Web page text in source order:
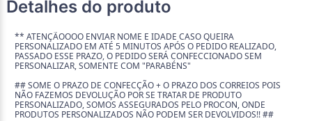
Detalhes do produto
** ATENÇÃOOOO ENVIAR NOME E IDADE CASO QUEIRA
PERSONALIZADO EM ATÉ 5 MINUTOS APÓS O PEDIDO REALIZADO,
PASSADO ESSE PRAZO, O PEDIDO SERÁ CONFECCIONADO SEM
PERSONALIZAR, SOMENTE COM "PARABÉNS"
## SOME O PRAZO DE CONFECÇÃO + O PRAZO DOS CORREIOS POIS
NÃO FAZEMOS DEVOLUÇÃO POR SE TRATAR DE PRODUTO
PERSONALIZADO, SOMOS ASSEGURADOS PELO PROCON, ONDE
PRODUTOS PERSONALIZADOS NÃO PODEM SER DEVOLVIDOS!! ##